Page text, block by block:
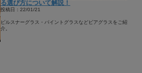
る選び方について解説！
投稿日：22/01/21
ピルスナーグラス・パイントグラスなどビアグラスをご紹
介。